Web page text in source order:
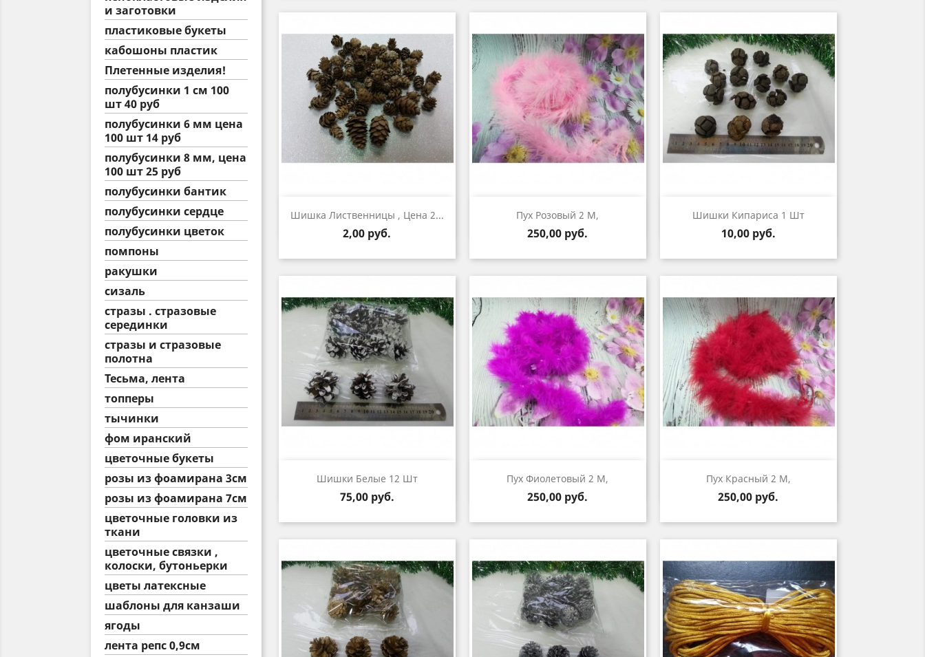
и заготовки
пластиковые букеты
кабошоны пластик
Плетенные изделия!
полубусинки 1 см 100
шт 40 руб
полубусинки 6 мм цена
100 шт 14 руб
полубусинки 8 мм, цена
100 шт 25 руб
полубусинки бантик
полубусинки сердце
полубусинки цветок
помпоны
ракушки
сизаль
стразы . стразовые
серединки
стразы и стразовые
полотна
Тесьма, лента
топперы
тычинки
фом иранский
цветочные букеты
розы из фоамирана 3см
розы из фоамирана 7см
цветочные головки из
ткани
цветочные связки ,
колоски, бутоньерки
цветы латексные
шаблоны для канзаши
ягоды
лента репс 0,9см
Шишка Лиственницы , Цена 2...
Цена
2,00 руб.
Быстрый просмотр Пух Розовый 2 М,
Цена
250,00 руб.
Быстрый просмотр Шишки Кипариса 1 Шт
Цена
10,00 руб.
Быстрый просмотр
Шишки Белые 12 Шт
Цена
75,00 руб.
Быстрый просмотр Пух Фиолетовый 2 М,
Цена
250,00 руб.
Быстрый просмотр Пух Красный 2 М,
Цена
250,00 руб.
Быстрый просмотр